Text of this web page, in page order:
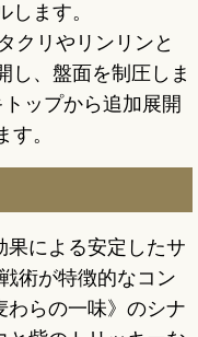
します。
クリやリンリンと
し、盤面を制圧しま
ップから追加展開
す。
果による安定したサ
術が特徴的なコン
わらの一味》のシナ